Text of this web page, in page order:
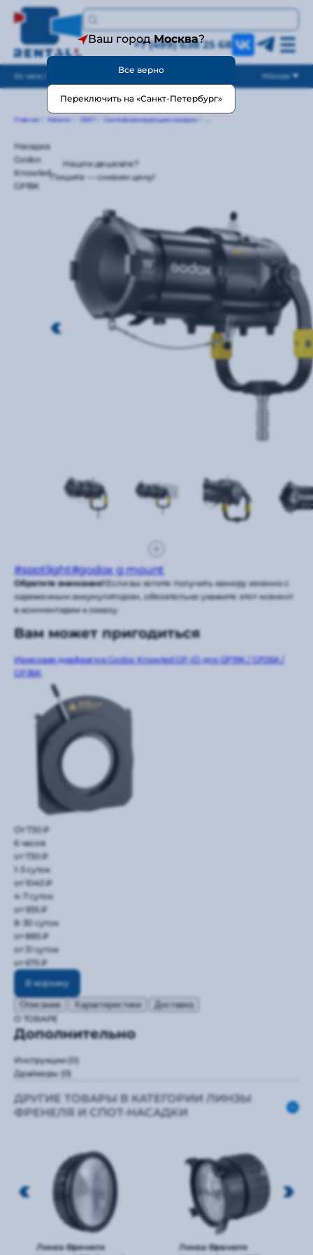
+7 (499) 638 25 68
24 часа / без выходных Москва
Главная Каталог СВЕТ Светоформирующие насадки
Насадка
Godox
Knowled
GP19K
Нашли дешевле?
Пишите — снизим цену!
#spotlight#godox g mount
Обратите внимание!Если вы хотите получить камеру именно с
заряженным аккумулятором, обязательно укажите этот момент
в комментарии к заказу.
Вам может пригодиться
Ирисовая диафрагма Godox Knowled GP-ID для GP19K / GP26K /
GP36K
От 730 ₽
6 часов
от 730 ₽
1-3 суток
от 1040 ₽
4-7 суток
от 935 ₽
8-30 суток
от 885 ₽
от 31 суток
от 675 ₽
В корзину
Описание Характеристики
Доставка
О ТОВАРЕ
Дополнительно
Инструкции(0)
Драйверы (0)
ДРУГИЕ ТОВАРЫ В КАТЕГОРИИ ЛИНЗЫ
ФРЕНЕЛЯ И СПОТ-НАСАДКИ
Линза Френеля
Линза Френеля
Ваш городМосква?
Все верно
Переключить на «Санкт-Петербург»